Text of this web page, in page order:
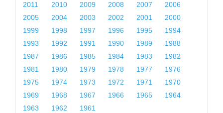
2011
2010 2009 2008 2007
2006
2005
2004 2003 2002 2001
2000
1999
1998 1997 1996 1995
1994
1993
1992 1991 1990 1989
1988
1987
1986 1985 1984 1983
1982
1981
1980 1979 1978 1977
1976
1975
1974 1973 1972 1971
1970
1969
1968 1967 1966 1965
1964
1963
1962 1961